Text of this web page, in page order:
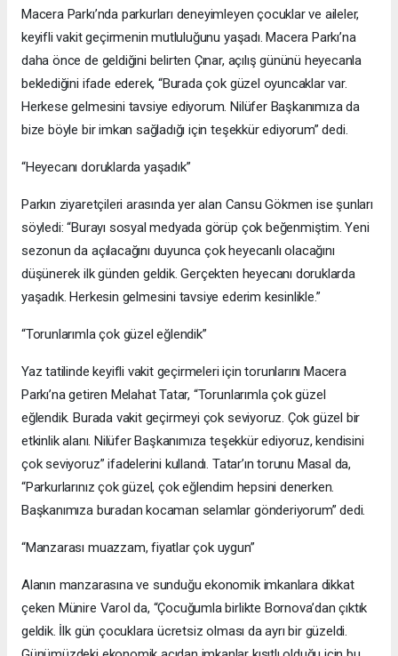
Macera Parkı’nda parkurları deneyimleyen çocuklar ve aileler,
keyifli vakit geçirmenin mutluluğunu yaşadı. Macera Parkı’na
daha önce de geldiğini belirten Çınar, açılış gününü heyecanla
beklediğini ifade ederek, “Burada çok güzel oyuncaklar var.
Herkese gelmesini tavsiye ediyorum. Nilüfer Başkanımıza da
bize böyle bir imkan sağladığı için teşekkür ediyorum” dedi.
“Heyecanı doruklarda yaşadık”
Parkın ziyaretçileri arasında yer alan Cansu Gökmen ise şunları
söyledi: “Burayı sosyal medyada görüp çok beğenmiştim. Yeni
sezonun da açılacağını duyunca çok heyecanlı olacağını
düşünerek ilk günden geldik. Gerçekten heyecanı doruklarda
yaşadık. Herkesin gelmesini tavsiye ederim kesinlikle.”
“Torunlarımla çok güzel eğlendik”
Yaz tatilinde keyifli vakit geçirmeleri için torunlarını Macera
Parkı’na getiren Melahat Tatar, “Torunlarımla çok güzel
eğlendik. Burada vakit geçirmeyi çok seviyoruz. Çok güzel bir
etkinlik alanı. Nilüfer Başkanımıza teşekkür ediyoruz, kendisini
çok seviyoruz” ifadelerini kullandı. Tatar’ın torunu Masal da,
“Parkurlarınız çok güzel, çok eğlendim hepsini denerken.
Başkanımıza buradan kocaman selamlar gönderiyorum” dedi.
“Manzarası muazzam, fiyatlar çok uygun”
Alanın manzarasına ve sunduğu ekonomik imkanlara dikkat
çeken Münire Varol da, “Çocuğumla birlikte Bornova’dan çıktık
geldik. İlk gün çocuklara ücretsiz olması da ayrı bir güzeldi.